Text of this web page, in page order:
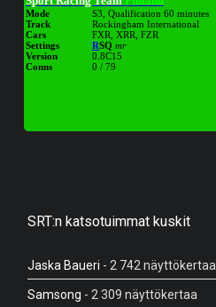
SRT:n katsotuimmat kuskit
Jaska Baueri - 2 742 näyttökertaa
Samsong - 2 309 näyttökertaa